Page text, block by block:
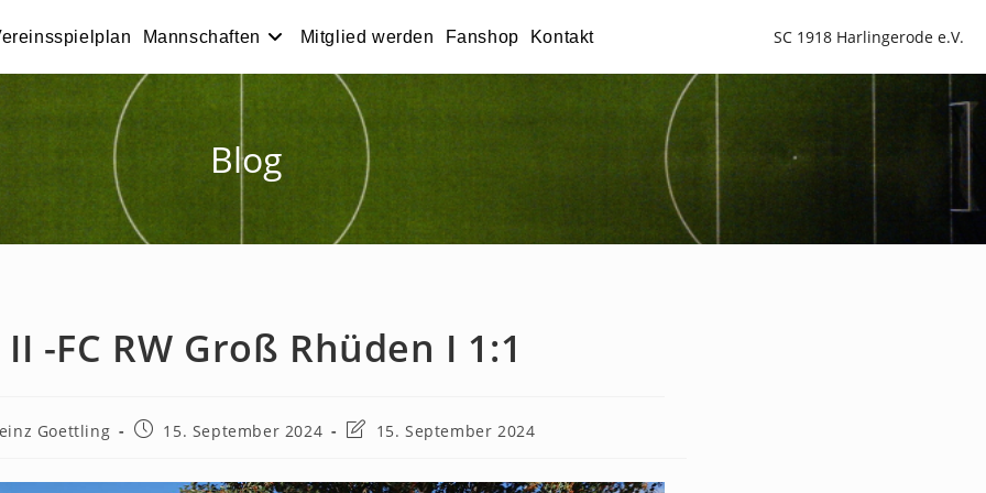
SC 1918 Harlingerode e.V.
Mannschaften Mitglied werden Fanshop Kontakt
Blog
II -FC RW Groß Rhüden I 1:1
Goettling
Beitrag15. September 2024
Beitrag15. September 2024